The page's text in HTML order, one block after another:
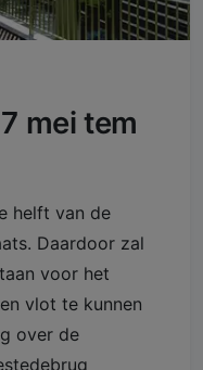
mei tem
helft van de
Daardoor zal
voor het
vlot te kunnen
over de